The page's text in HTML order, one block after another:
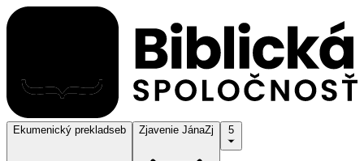
Ekumenický prekladseb Zjavenie JánaZj